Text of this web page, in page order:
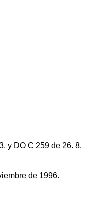
y DO C 259 de 26. 8.
de 1996.